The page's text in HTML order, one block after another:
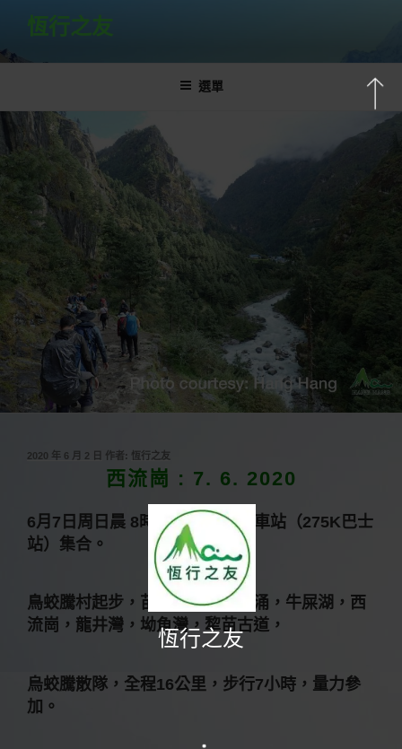
主
容
恆行之友
選單
發
2020 年 6 月 2 日 作者: 恆行之友
西流崗 : 7. 6. 2020
6月 7 日周日晨 8 時 20分，大埔火車站（275K 巴士
站）集合。
鳥蛟騰村起步，苗三古道，三椏涌，牛屎湖，西
流崗，龍井灣，坳魚灣，犂苗古道，
烏蛟騰散隊，全程16公里，步行7小時，量力參
加。
恆行之友